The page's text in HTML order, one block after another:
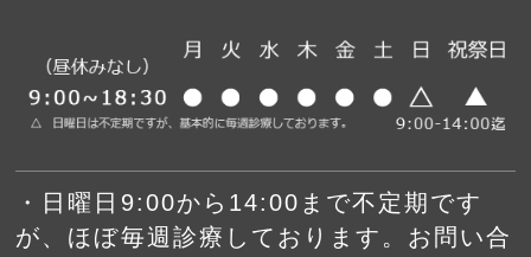
・日曜日9:00から14:00まで不定期です
が、ほぼ毎週診療しております。お問い合